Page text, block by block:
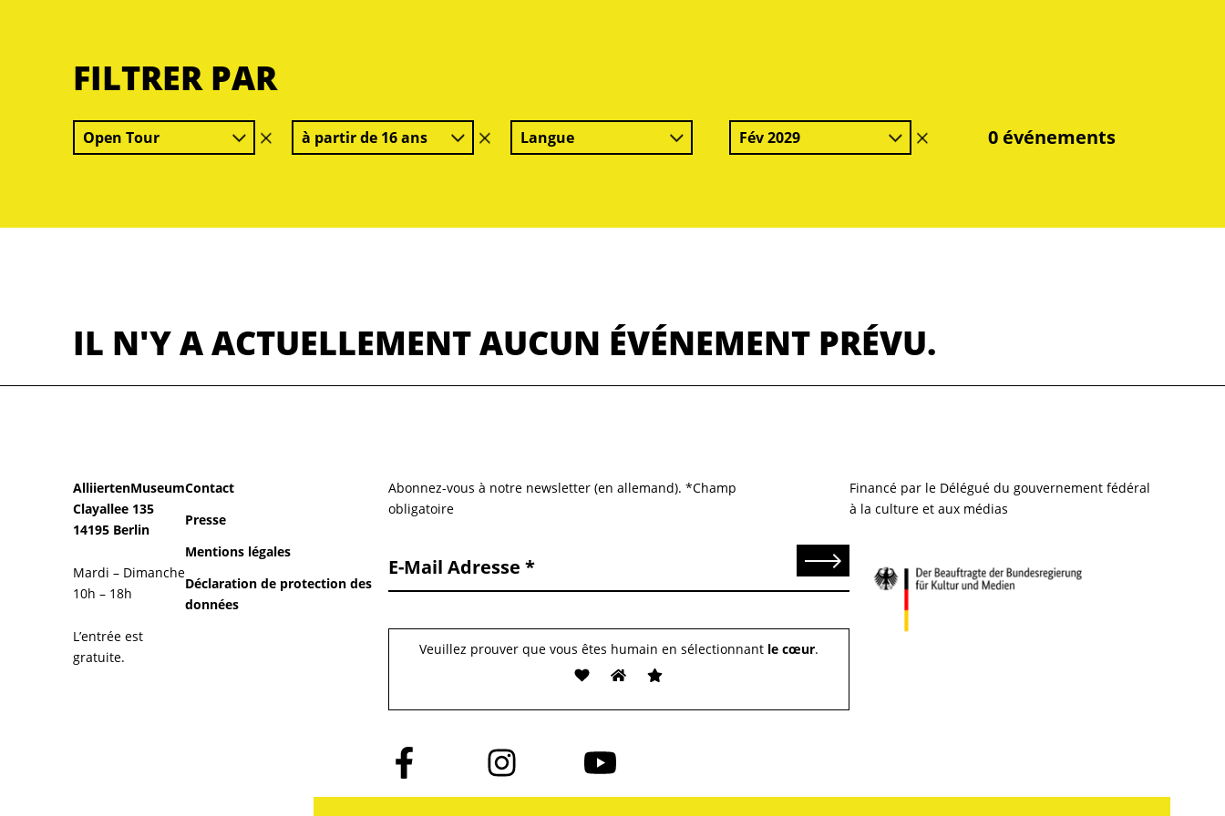
FILTRER PAR
Open Tour
effacerà partir de 16 ans
effacerLangue Fév 2029
effacer
0 événements
IL N'Y A ACTUELLEMENT AUCUN ÉVÉNEMENT PRÉVU.
AlliiertenMuseum
Clayallee 135
14195 Berlin
Mardi – Dimanche
10h – 18h
L’entrée est
gratuite.
Contact
Presse
Mentions légales
Déclaration de protection des
données
Abonnez-vous à notre newsletter (en allemand). *Champ
obligatoire
E-Mail Adresse Send
Veuillez prouver que vous êtes humain en sélectionnantle cœur.
Suivez-
nous
sur
Suivez-
nous
sur
Suivez-
nous
sur
Financé par le Délégué du gouvernement fédéral
à la culture et aux médias